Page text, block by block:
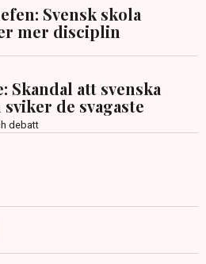
Svensk skola
mer disciplin
Skandal att svenska
de svagaste
debatt